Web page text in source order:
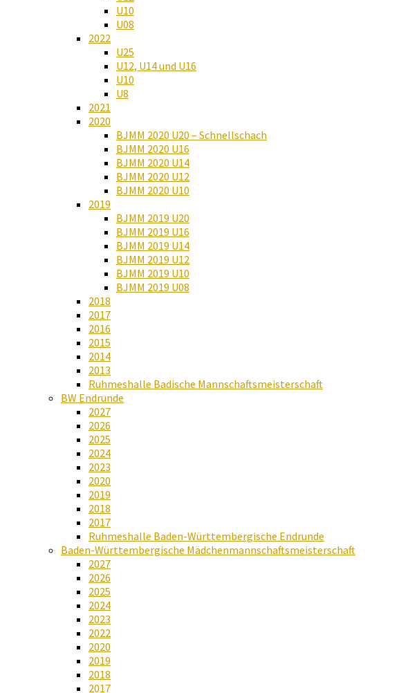
U10
U08
2022
U25
U12, U14 und U16
U10
U8
2021
2020
BJMM 2020 U20 – Schnellschach
BJMM 2020 U16
BJMM 2020 U14
BJMM 2020 U12
BJMM 2020 U10
2019
BJMM 2019 U20
BJMM 2019 U16
BJMM 2019 U14
BJMM 2019 U12
BJMM 2019 U10
BJMM 2019 U08
2018
2017
2016
2015
2014
2013
Ruhmeshalle Badische Mannschaftsmeisterschaft
BW Endrunde
2027
2026
2025
2024
2023
2020
2019
2018
2017
Ruhmeshalle Baden-Württembergische Endrunde
Baden-Württembergische Mädchenmannschaftsmeisterschaft
2027
2026
2025
2024
2023
2022
2020
2019
2018
2017